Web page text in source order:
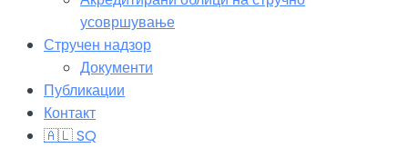
усовршување
Стручен надзор
Документи
Публикации
Контакт
🇦🇱 SQ